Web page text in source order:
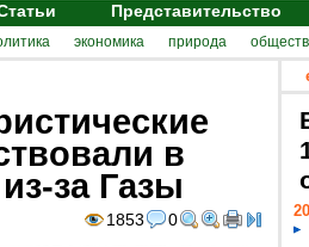
Представительство
экономика природа
в
за Газы
1853 0